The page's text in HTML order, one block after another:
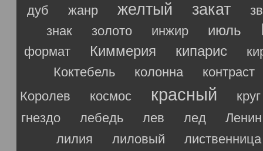
дуб
жанр желтый закат
знак
золото инжир июль
формат Киммерия кипарис
Коктебель
колонна
контраст
Королев
космос красный
круг
гнездо
лебедь лев лед
Ленин
лилия
лиловый
лиственница